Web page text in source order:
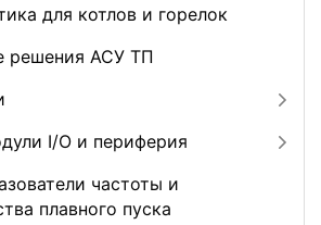
для котлов и горелок
решения АСУ ТП
I/O и периферия
частоты и
плавного пуска